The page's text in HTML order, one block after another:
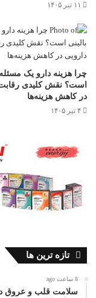
۱۱ تیر ۱۴۰۵
چرا هزینه دارو یک مسئله
است؟ نقش کلیدی
در کاهش هزینه‌ها
۴ تیر ۱۴۰۵
تازه ترین ها
8 ساعت ago
سلامت قلب و عروق